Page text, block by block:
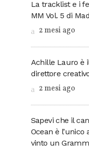
La tracklist e i
MM Vol. 5 di
2 mesi ago
Achille Lauro è
direttore
2 mesi ago
Sapevi che il
Ocean è l’unico
vinto un